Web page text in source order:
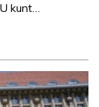
kunt…